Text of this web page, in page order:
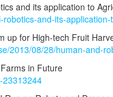
and its application to
and-its-
up for High-tech Fruit
2013/08/28/human-and-
in Future
23313244